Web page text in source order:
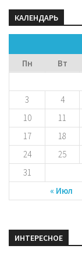
КАЛЕНДАРЬ
Пн
Вт
« Июл
3
4
10
11
17
18
24
25
31
ИНТЕРЕСНОЕ